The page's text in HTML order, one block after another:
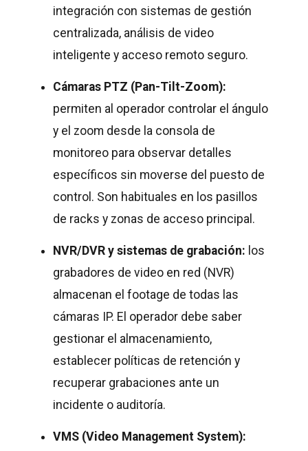
integración con sistemas de gestión
centralizada, análisis de video
inteligente y acceso remoto seguro.
Cámaras PTZ (Pan-Tilt-Zoom):
permiten al operador controlar el ángulo
y el zoom desde la consola de
monitoreo para observar detalles
específicos sin moverse del puesto de
control. Son habituales en los pasillos
de racks y zonas de acceso principal.
NVR/DVR y sistemas de grabación: los
grabadores de video en red (NVR)
almacenan el footage de todas las
cámaras IP. El operador debe saber
gestionar el almacenamiento,
establecer políticas de retención y
recuperar grabaciones ante un
incidente o auditoría.
VMS (Video Management System):